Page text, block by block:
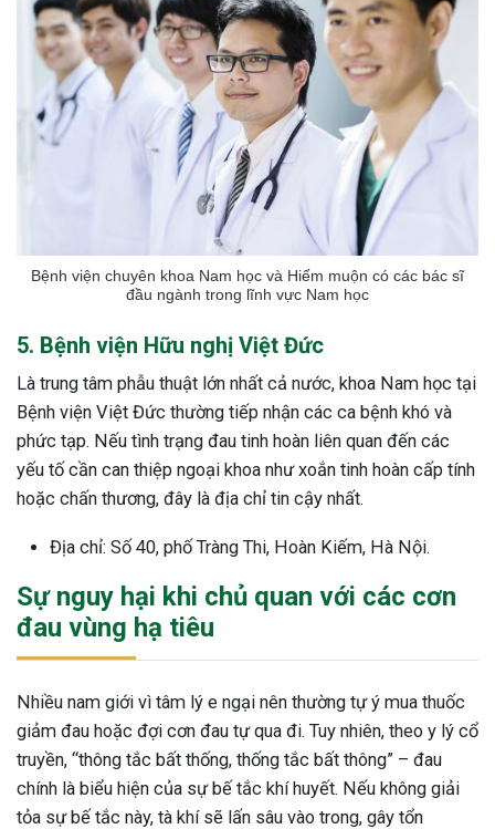
Bệnh viện chuyên khoa Nam học và Hiếm muộn có các bác sĩ
đầu ngành trong lĩnh vực Nam học
5. Bệnh viện Hữu nghị Việt Đức
Là trung tâm phẫu thuật lớn nhất cả nước, khoa Nam học tại
Bệnh viện Việt Đức thường tiếp nhận các ca bệnh khó và
phức tạp. Nếu tình trạng đau tinh hoàn liên quan đến các
yếu tố cần can thiệp ngoại khoa như xoắn tinh hoàn cấp tính
hoặc chấn thương, đây là địa chỉ tin cậy nhất.
Địa chỉ: Số 40, phố Tràng Thi, Hoàn Kiếm, Hà Nội.
Sự nguy hại khi chủ quan với các cơn
đau vùng hạ tiêu
Nhiều nam giới vì tâm lý e ngại nên thường tự ý mua thuốc
giảm đau hoặc đợi cơn đau tự qua đi. Tuy nhiên, theo y lý cổ
truyền, “thông tắc bất thống, thống tắc bất thông” – đau
chính là biểu hiện của sự bế tắc khí huyết. Nếu không giải
tỏa sự bế tắc này, tà khí sẽ lấn sâu vào trong, gây tổn